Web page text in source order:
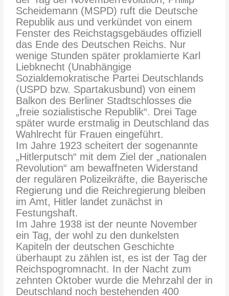
Scheidemann (MSPD) ruft die Deutsche
Republik aus und verkündet von einem
Fenster des Reichstagsgebäudes offiziell
das Ende des Deutschen Reichs. Nur
wenige Stunden später proklamierte Karl
Liebknecht (Unabhängige
Sozialdemokratische Partei Deutschlands
(USPD bzw. Spartakusbund) von einem
Balkon des Berliner Stadtschlosses die
„freie sozialistische Republik“. Drei Tage
später wurde erstmalig in Deutschland das
Wahlrecht für Frauen eingeführt.
Im Jahre 1923 scheitert der sogenannte
„Hitlerputsch“ mit dem Ziel der „nationalen
Revolution“ am bewaffneten Widerstand
der regulären Polizeikräfte, die Bayerische
Regierung und die Reichregierung bleiben
im Amt, Hitler landet zunächst in
Festungshaft.
Im Jahre 1938 ist der neunte November
ein Tag, der wohl zu den dunkelsten
Kapiteln der deutschen Geschichte
überhaupt zu zählen ist, es ist der Tag der
Reichspogromnacht. In der Nacht zum
zehnten Oktober wurde die Mehrzahl der in
Deutschland noch bestehenden 400